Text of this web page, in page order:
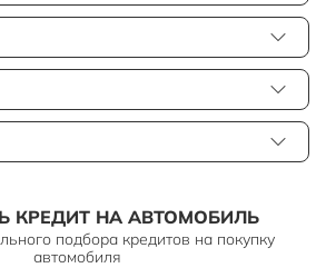
КРЕДИТ НА АВТОМОБИЛЬ
подбора кредитов на покупку
автомобиля